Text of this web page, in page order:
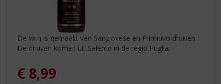
De wijn is gemaakt van Sangiovese en Primitivo druiven.
De druiven komen uit Salento in de regio Puglia.
€ 8,99